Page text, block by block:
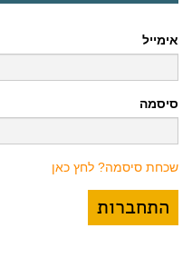
אימייל
סיסמה
שכחת סיסמה? לחץ כאן